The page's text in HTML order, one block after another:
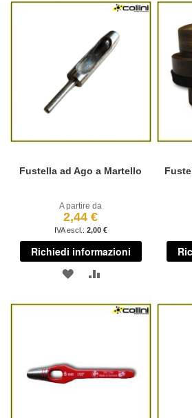
Fustella ad Ago a Martello
A partire da
2,44 €
2,00 €
Richiedi informazioni
AGGIUNGIAGGIUNGI